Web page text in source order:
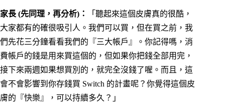
家長 (先同理，再分析)：
「聽起來這個皮膚真的很酷，
大家都有的確很吸引人。我們可以買，但在買之前，我
們先花三分鐘看看我們的『三大帳戶』。你記得嗎，消
費帳戶的錢是用來買這個的，但如果你把錢全部用完，
接下來兩週如果想買別的，就完全沒錢了喔。而且，這
會不會影響到你存錢買 Switch 的計畫呢？你覺得這個皮
膚的『快樂』，可以持續多久？」